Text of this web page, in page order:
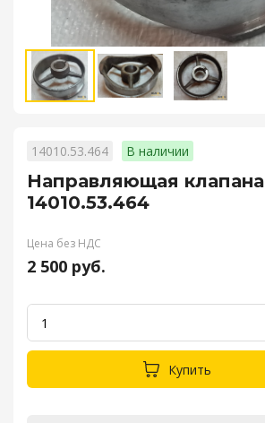
14010.53.464 В наличии
Направляющая клапана
14010.53.464
Цена без НДС
2 500 руб.
Купить